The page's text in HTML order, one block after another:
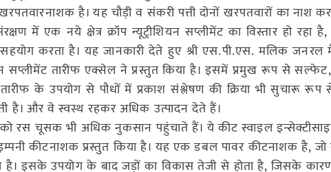
है। यह चौड़ी व संकरी पत्ती दोनों खरपतवारों का नाश
में एक नये क्षेत्र क्रॉप न्यूट्रीशियन सप्लीमेंट का विस्तार हो रहा
करता है। यह जानकारी देते हुए श्री एस.पी.एस. मलिक
सप्लीमेंट तारीफ एक्सेल ने प्रस्तुत किया है। इसमें प्रमुख रूप से
के उपयोग से पौधों में प्रकाश संश्लेषण की क्रिया भी सुचारू
है। और वे स्वस्थ रहकर अधिक उत्पादन देते हैं।
रस चूसक भी अधिक नुकसान पहुंचाते हैं। ये कीट स्वाइल
कीटनाशक प्रस्तुत किया है। यह एक डबल पावर कीटनाशक है, जो
है। इसके उपयोग के बाद जड़ों का विकास तेजी से होता है, जिसके